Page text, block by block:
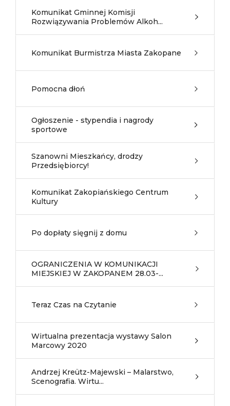
Komunikat Gminnej Komisji
Rozwiązywania Problemów Alkoh...
Komunikat Burmistrza Miasta Zakopane
Pomocna dłoń
Ogłoszenie - stypendia i nagrody
sportowe
Szanowni Mieszkańcy, drodzy
Przedsiębiorcy!
Komunikat Zakopiańskiego Centrum
Kultury
Po dopłaty sięgnij z domu
OGRANICZENIA W KOMUNIKACJI
MIEJSKIEJ W ZAKOPANEM 28.03-...
Teraz Czas na Czytanie
Wirtualna prezentacja wystawy Salon
Marcowy 2020
Andrzej Kreütz-Majewski – Malarstwo,
Scenografia. Wirtu...